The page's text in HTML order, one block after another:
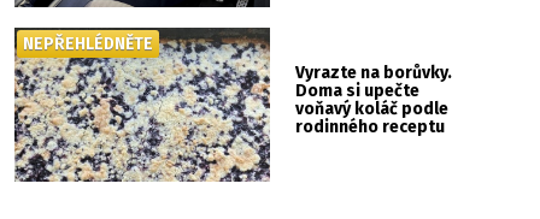
Vyrazte na borůvky.
Doma si upečte
voňavý koláč podle
rodinného receptu
NEPŘEHLÉDNĚTE